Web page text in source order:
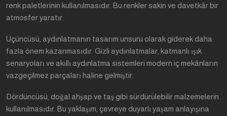
renk paletlerinin kullanılmasıdır. Bu renkler sakin ve davetkâr bir
atmosfer yaratır.
Üçüncüsü, aydınlatmanın tasarım unsuru olarak giderek daha
fazla önem kazanmasıdır. Gizli aydınlatmalar, katmanlı ışık
senaryoları ve akıllı aydınlatma sistemleri modern iç mekânların
vazgeçilmez parçaları haline gelmiştir.
Dördüncüsü, doğal ahşap ve taş gibi sürdürülebilir malzemelerin
kullanılmasıdır. Bu yaklaşım, çevreye duyarlı yaşam anlayışına